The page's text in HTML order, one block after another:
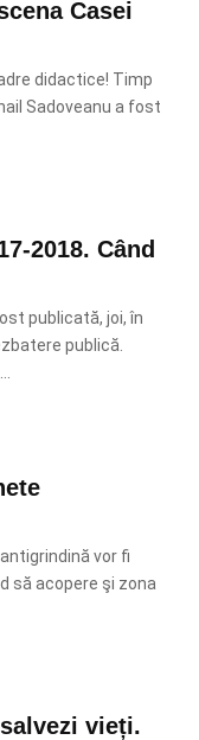
Casei
didactice! Timp
Sadoveanu a fost
2018. Când
publicată, joi, în
publică.
vor fi
să acopere şi zona
vieți.